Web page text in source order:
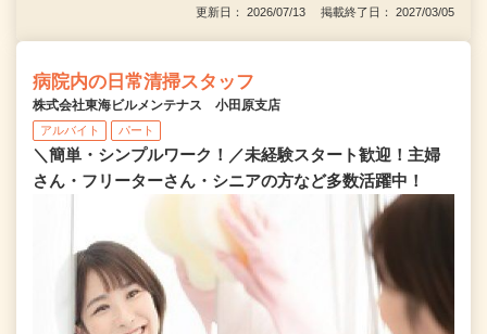
更新日： 2026/07/13 掲載終了日： 2027/03/05
病院内の日常清掃スタッフ
株式会社東海ビルメンテナス 小田原支店
アルバイト パート
＼簡単・シンプルワーク！／未経験スタート歓迎！主婦
さん・フリーターさん・シニアの方など多数活躍中！